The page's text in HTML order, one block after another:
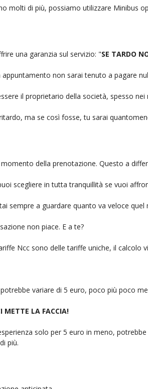
molti di più, possiamo utilizzare Minibus
una garanzia sul servizio: "SE TARDO
non sarai tenuto a pagare
il proprietario della società, spesso
ma se così fosse, tu sarai
della prenotazione. Questo a
scegliere in tutta tranquillità se vuoi
sempre a guardare quanto va veloce quel
non piace. E a te?
Ncc sono delle tariffe uniche, il calcolo
variare di 5 euro, poco più poco
METTE LA FACCIA!
solo per 5 euro in meno,
più.